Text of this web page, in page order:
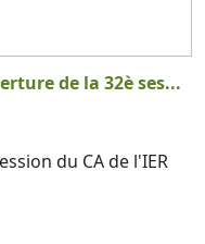
de la 32è ses...
du CA de l'IER